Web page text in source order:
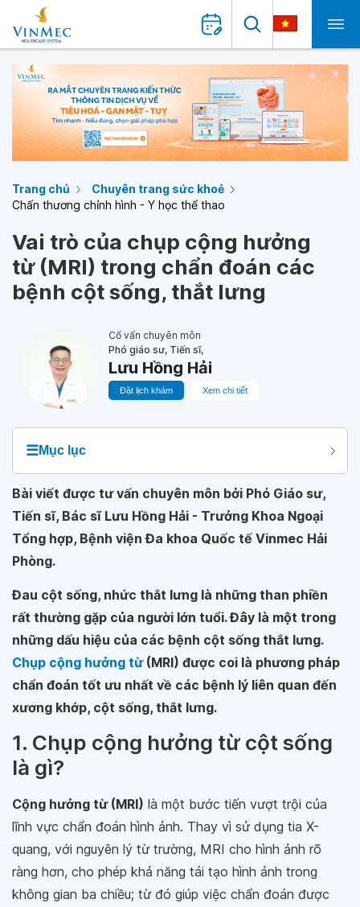
Trang chủ
Chuyên trang sức khoẻ
Chấn thương chỉnh hình - Y học thể thao
Vai trò của chụp cộng hưởng
từ (MRI) trong chẩn đoán các
bệnh cột sống, thắt lưng
Cố vấn chuyên môn
Phó giáo sư, Tiến sĩ,
Lưu Hồng Hải
Đặt lịch khám Xem chi tiết
☰Mục lục
Bài viết được tư vấn chuyên môn bởi Phó Giáo sư,
Tiến sĩ, Bác sĩ Lưu Hồng Hải - Trưởng Khoa Ngoại
Tổng hợp, Bệnh viện Đa khoa Quốc tế Vinmec Hải
Phòng.
Đau cột sống, nhức thắt lưng là những than phiền
rất thường gặp của người lớn tuổi. Đây là một trong
những dấu hiệu của các bệnh cột sống thắt lưng.
Chụp cộng hưởng từ(MRI) được coi là phương pháp
chẩn đoán tốt ưu nhất về các bệnh lý liên quan đến
xương khớp, cột sống, thắt lưng.
1. Chụp cộng hưởng từ cột sống
là gì?
Cộng hưởng từ (MRI) là một bước tiến vượt trội của
lĩnh vực chẩn đoán hình ảnh. Thay vì sử dụng tia X-
quang, với nguyên lý từ trường, MRI cho hình ảnh rõ
ràng hơn, cho phép khả năng tái tạo hình ảnh trong
không gian ba chiều; từ đó giúp việc chẩn đoán được